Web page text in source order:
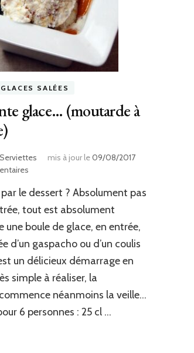
GLACES SALÉES
glace… (moutarde à
mis à jour le09/08/2017
sur
glace…
(moutarde
l’ancienne)
le dessert ? Absolument pas
tout est absolument
une boule de glace, en entrée,
d’un gaspacho ou d’un coulis
un délicieux démarrage en
simple à réaliser, la
néanmoins la veille…
6 personnes : 25 cl …